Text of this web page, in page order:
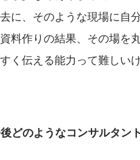
に、そのような現場に自
料作りの結果、その場を
く伝える能力って難しい
どのようなコンサルタン